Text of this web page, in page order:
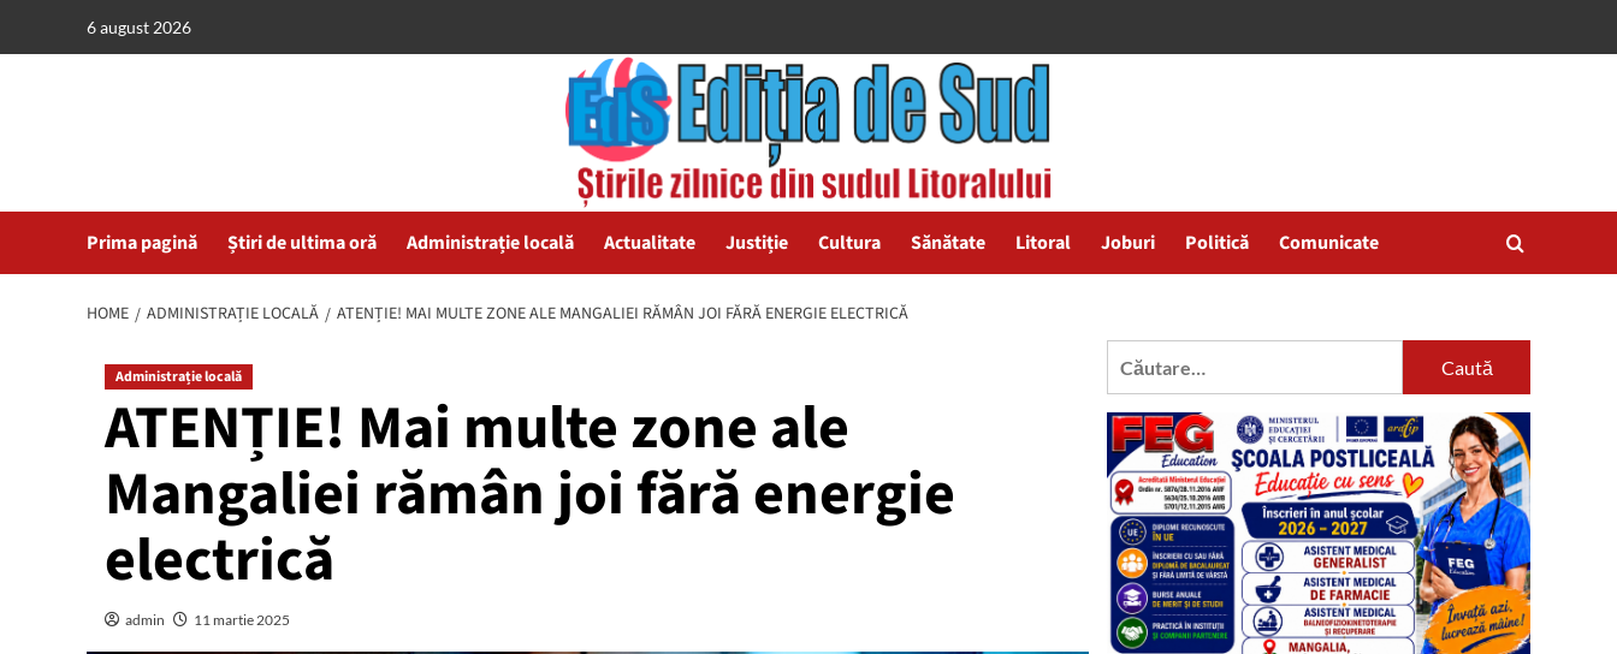
6 august 2026
Prima pagină Știri de ultima oră Administrație locală Actualitate Justiție Cultura Sănătate Litoral Joburi Politică Comunicate
HOME ADMINISTRAȚIE LOCALĂ ATENȚIE! MAI MULTE ZONE ALE MANGALIEI RĂMÂN JOI FĂRĂ ENERGIE ELECTRICĂ
Administrație locală
ATENȚIE! Mai multe zone ale
Mangaliei rămân joi fără energie
electrică
admin 11 martie 2025
Caută